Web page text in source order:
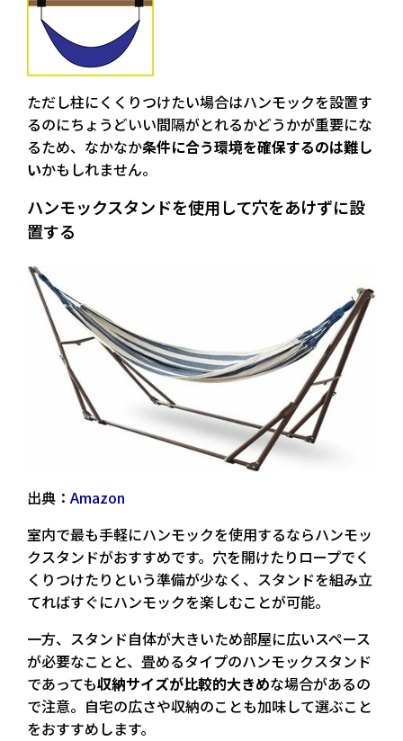
ただし柱にくくりつけたい場合はハンモックを設置す
るのにちょうどいい間隔がとれるかどうかが重要にな
るため、なかなか条件に合う環境を確保するのは難し
いかもしれません。
ハンモックスタンドを使用して穴をあけずに設
置する
出典： Amazon
室内で最も手軽にハンモックを使用するならハンモッ
クスタンドがおすすめです。穴を開けたりロープでく
くりつけたりという準備が少なく、スタンドを組み立
てればすぐにハンモックを楽しむことが可能。
一方、スタンド自体が大きいため部屋に広いスペース
が必要なことと、畳めるタイプのハンモックスタンド
であっても収納サイズが比較的大きめな場合があるの
で注意。自宅の広さや収納のことも加味して選ぶこと
をおすすめします。